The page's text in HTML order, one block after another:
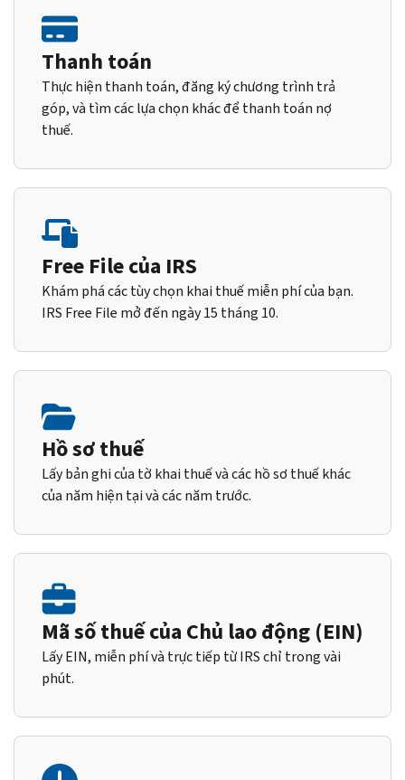
Thanh toán
Thực hiện thanh toán, đăng ký chương trình trả
góp, và tìm các lựa chọn khác để thanh toán nợ
thuế.
Free File của IRS
Khám phá các tùy chọn khai thuế miễn phí của bạn.
IRS Free File mở đến ngày 15 tháng 10.
Hồ sơ thuế
Lấy bản ghi của tờ khai thuế và các hồ sơ thuế khác
của năm hiện tại và các năm trước.
Mã số thuế của Chủ lao động (EIN)
Lấy EIN, miễn phí và trực tiếp từ IRS chỉ trong vài
phút.